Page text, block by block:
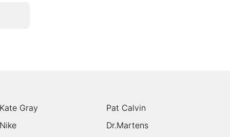
Gray
Pat Calvin
Dr.Martens